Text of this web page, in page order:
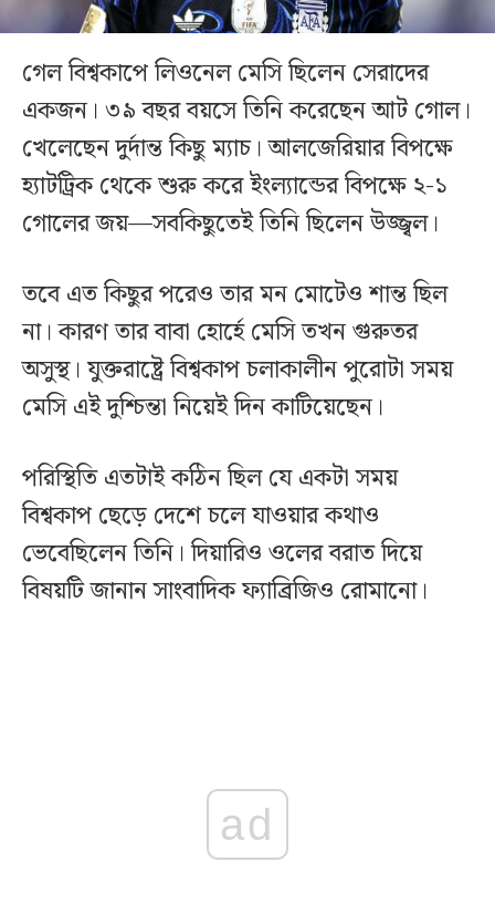
গেল বিশ্বকাপে লিওনেল মেসি ছিলেন সেরাদের
একজন। ৩৯ বছর বয়সে তিনি করেছেন আট গোল।
খেলেছেন দুর্দান্ত কিছু ম্যাচ। আলজেরিয়ার বিপক্ষে
হ্যাটট্রিক থেকে শুরু করে ইংল্যান্ডের বিপক্ষে ২-১
গোলের জয়—সবকিছুতেই তিনি ছিলেন উজ্জ্বল।
তবে এত কিছুর পরেও তার মন মোটেও শান্ত ছিল
না। কারণ তার বাবা হোর্হে মেসি তখন গুরুতর
অসুস্থ। যুক্তরাষ্ট্রে বিশ্বকাপ চলাকালীন পুরোটা সময়
মেসি এই দুশ্চিন্তা নিয়েই দিন কাটিয়েছেন।
পরিস্থিতি এতটাই কঠিন ছিল যে একটা সময়
বিশ্বকাপ ছেড়ে দেশে চলে যাওয়ার কথাও
ভেবেছিলেন তিনি। দিয়ারিও ওলের বরাত দিয়ে
বিষয়টি জানান সাংবাদিক ফ্যাব্রিজিও রোমানো।
ad